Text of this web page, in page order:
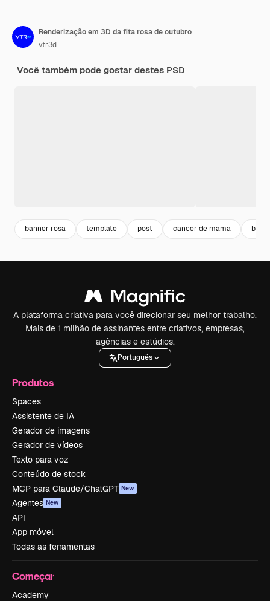
Renderização em 3D da fita rosa de outubro
vtr3d
Você também pode gostar destes PSD
banner rosa template post cancer de mama
A plataforma criativa para você direcionar seu melhor trabalho.
Mais de 1 milhão de assinantes entre criativos, empresas,
agências e estúdios.
Português
Produtos
Spaces
Assistente de IA
Gerador de imagens
Gerador de vídeos
Texto para voz
Conteúdo de stock
MCP para Claude/ChatGPT New
Agentes New
API
App móvel
Todas as ferramentas
Começar
Academy